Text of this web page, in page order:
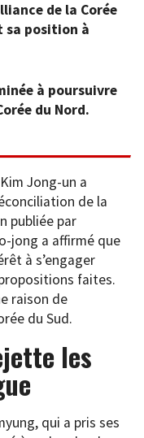
de la Corée
sa position à
à poursuivre
du Nord.
Jong-un a
de la
publiée par
jong a affirmé que
à s’engager
faites.
raison de
du Sud.
les
qui a pris ses